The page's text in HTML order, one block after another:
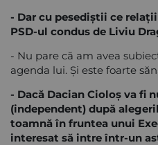
- Dar cu pesediștii ce
PSD-ul condus de Liviu
- Nu pare că am avea
agenda lui. Și este foarte
- Dacă Dacian Cioloș va fi
(independent) după
toamnă în fruntea unui
interesat să intre într-un